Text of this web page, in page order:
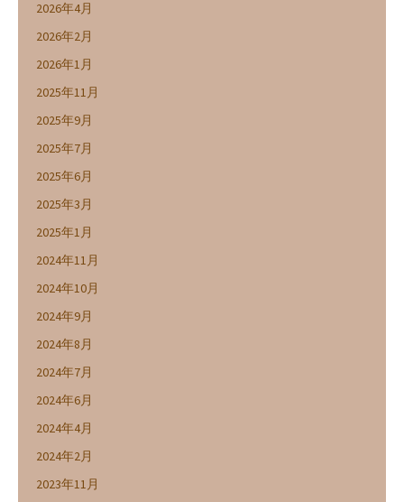
2026年4月
2026年2月
2026年1月
2025年11月
2025年9月
2025年7月
2025年6月
2025年3月
2025年1月
2024年11月
2024年10月
2024年9月
2024年8月
2024年7月
2024年6月
2024年4月
2024年2月
2023年11月